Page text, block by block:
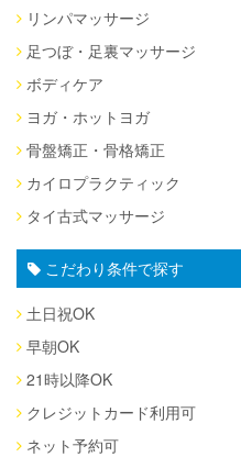
リンパマッサージ
足つぼ・足裏マッサージ
ボディケア
ヨガ・ホットヨガ
骨盤矯正・骨格矯正
カイロプラクティック
タイ古式マッサージ
こだわり条件で探す
土日祝OK
早朝OK
21時以降OK
クレジットカード利用可
ネット予約可